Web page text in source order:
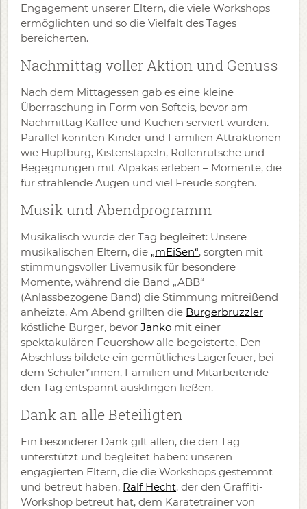
Engagement unserer Eltern, die viele Workshops
ermöglichten und so die Vielfalt des Tages
bereicherten.
Nachmittag voller Aktion und Genuss
Nach dem Mittagessen gab es eine kleine
Überraschung in Form von Softeis, bevor am
Nachmittag Kaffee und Kuchen serviert wurden.
Parallel konnten Kinder und Familien Attraktionen
wie Hüpfburg, Kistenstapeln, Rollenrutsche und
Begegnungen mit Alpakas erleben – Momente, die
für strahlende Augen und viel Freude sorgten.
Musik und Abendprogramm
Musikalisch wurde der Tag begleitet: Unsere
musikalischen Eltern, die „mEiSen“, sorgten mit
stimmungsvoller Livemusik für besondere
Momente, während die Band „ABB“
(Anlassbezogene Band) die Stimmung mitreißend
anheizte. Am Abend grillten die Burgerbruzzler
köstliche Burger, bevor Janko mit einer
spektakulären Feuershow alle begeisterte. Den
Abschluss bildete ein gemütliches Lagerfeuer, bei
dem Schüler*innen, Familien und Mitarbeitende
den Tag entspannt ausklingen ließen.
Dank an alle Beteiligten
Ein besonderer Dank gilt allen, die den Tag
unterstützt und begleitet haben: unseren
engagierten Eltern, die die Workshops gestemmt
und betreut haben, Ralf Hecht, der den Graffiti-
Workshop betreut hat, dem Karatetrainer von